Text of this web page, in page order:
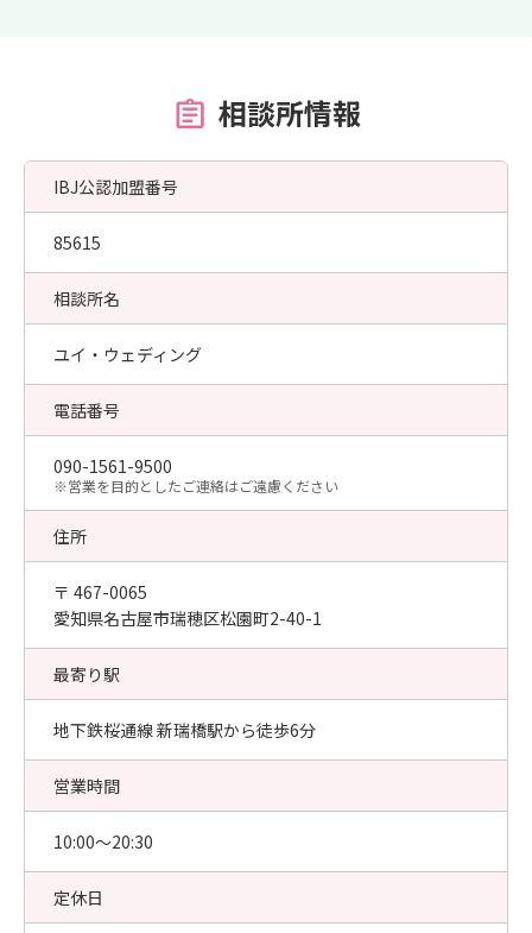
相談所情報
IBJ公認加盟番号
85615
相談所名
ユイ・ウェディング
電話番号
090-1561-9500
​※営業を目的としたご連絡はご遠慮ください
住所
〒 467-0065
愛知県名古屋市瑞穂区松園町2-40-1
最寄り駅
地下鉄桜通線 新瑞橋駅から徒歩6分
営業時間
10:00〜20:30
定休日